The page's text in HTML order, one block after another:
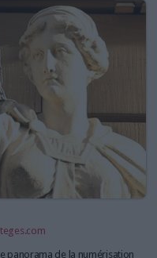
panorama de la numérisation